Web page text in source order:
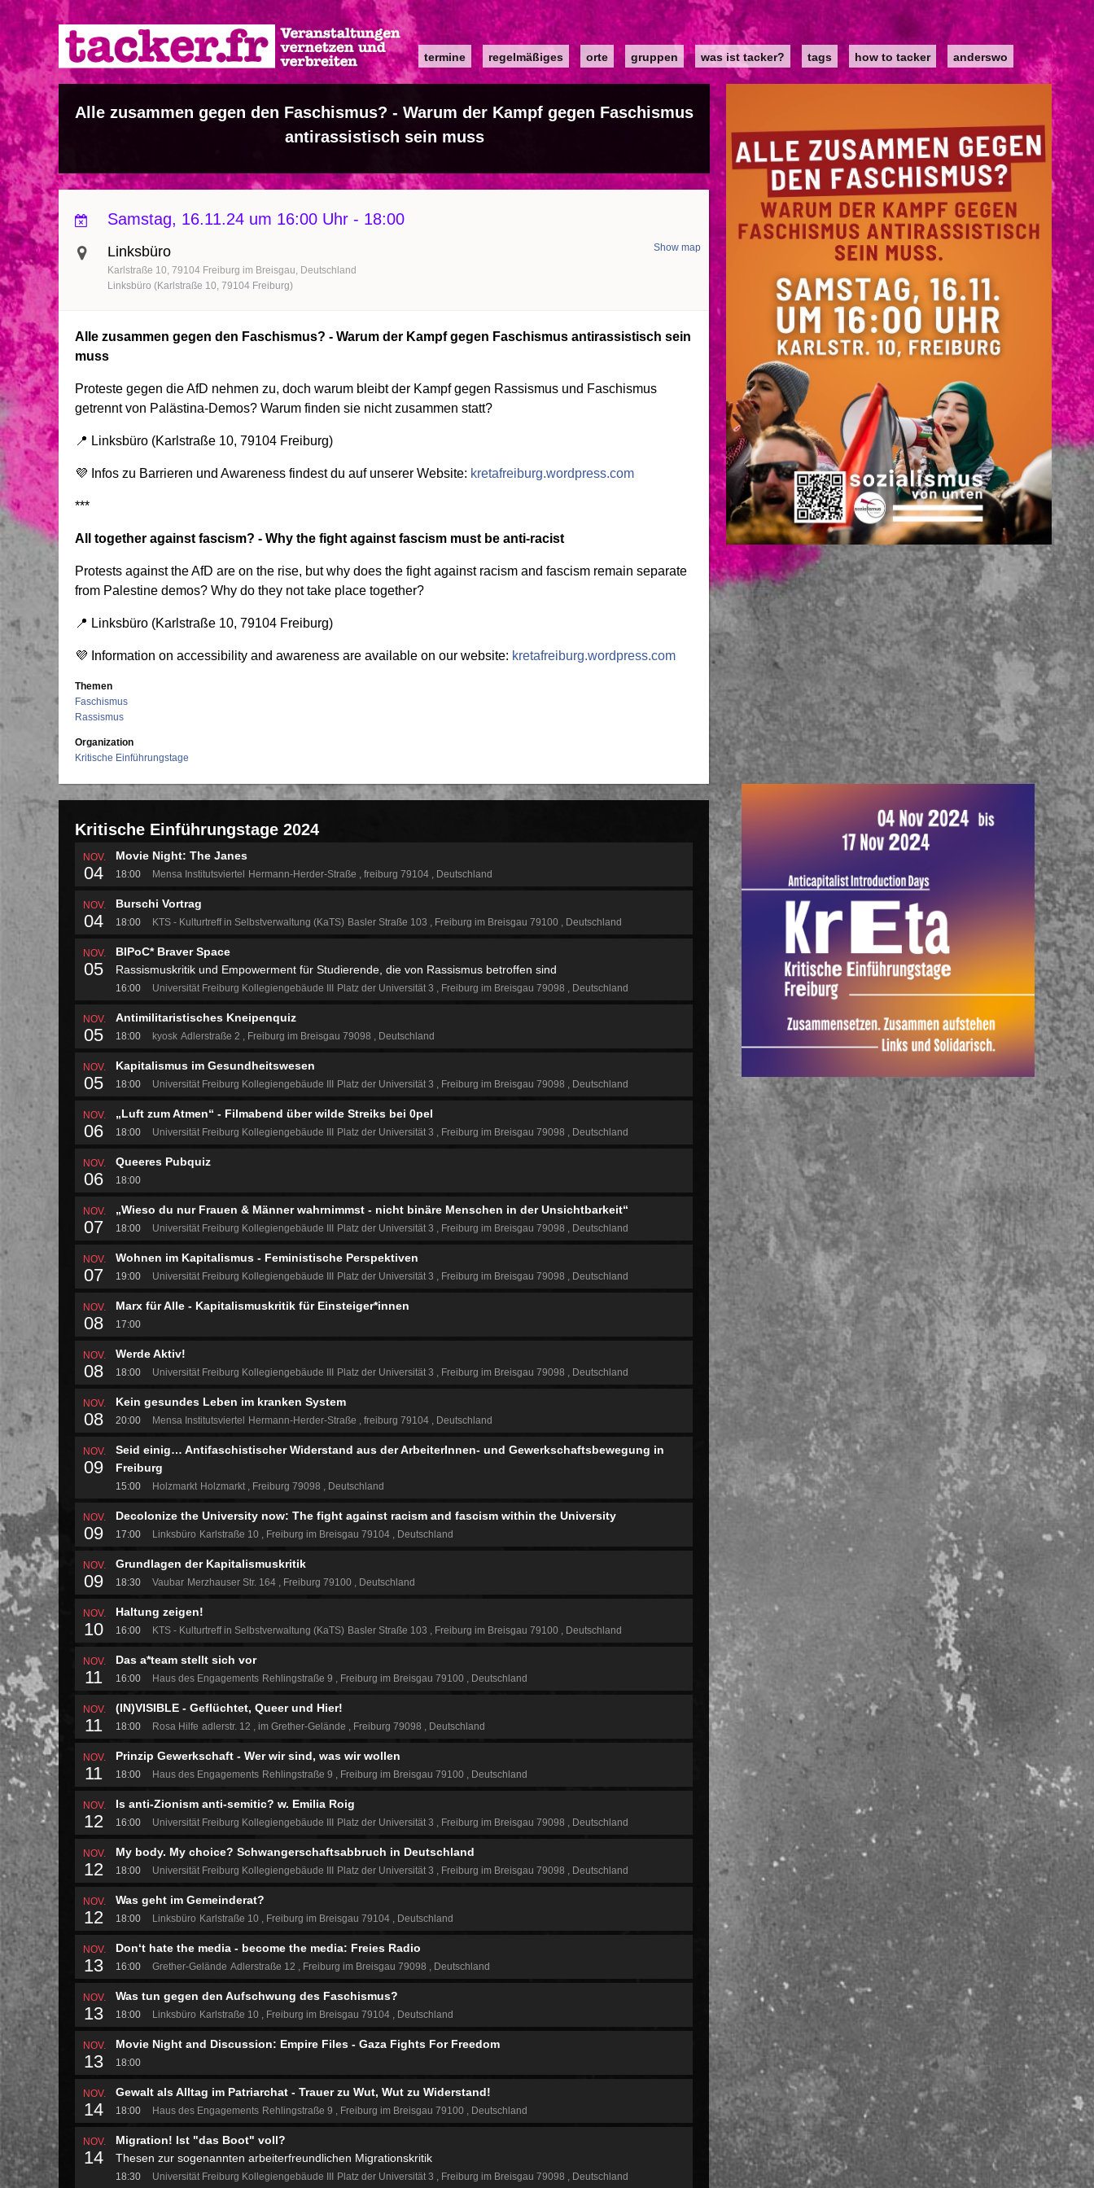
Direkt
zum
Inhalt
Main
navigation
termine regelmäßiges orte gruppen was ist tacker? tags how to tacker anderswo
Alle zusammen gegen den Faschismus? - Warum der Kampf gegen Faschismus
antirassistisch sein muss
Samstag, 16.11.24 um 16:00 Uhr - 18:00
Linksbüro
Karlstraße 10 79104 Freiburg im Breisgau Deutschland
Show map
Linksbüro (Karlstraße 10, 79104 Freiburg)
Alle zusammen gegen den Faschismus? - Warum der Kampf gegen Faschismus antirassistisch sein
muss
Proteste gegen die AfD nehmen zu, doch warum bleibt der Kampf gegen Rassismus und Faschismus
getrennt von Palästina-Demos? Warum finden sie nicht zusammen statt?
📍 Linksbüro (Karlstraße 10, 79104 Freiburg)
💜 Infos zu Barrieren und Awareness findest du auf unserer Website: kretafreiburg.wordpress.com
***
All together against fascism? - Why the fight against fascism must be anti-racist
Protests against the AfD are on the rise, but why does the fight against racism and fascism remain separate
from Palestine demos? Why do they not take place together?
📍 Linksbüro (Karlstraße 10, 79104 Freiburg)
💜 Information on accessibility and awareness are available on our website: kretafreiburg.wordpress.com
Themen
Faschismus
Rassismus
Organization
Kritische Einführungstage
Kritische Einführungstage 2024
NOV.
04
Movie Night: The Janes
18:00 Mensa Institutsviertel Hermann-Herder-Straße freiburg 79104 Deutschland
NOV.
04
Burschi Vortrag
18:00 KTS - Kulturtreff in Selbstverwaltung (KaTS) Basler Straße 103 Freiburg im Breisgau 79100 Deutschland
NOV.
05
BIPoC* Braver Space
Rassismuskritik und Empowerment für Studierende, die von Rassismus betroffen sind
16:00 Universität Freiburg Kollegiengebäude III Platz der Universität 3 Freiburg im Breisgau 79098 Deutschland
NOV.
05
Antimilitaristisches Kneipenquiz
18:00 kyosk Adlerstraße 2 Freiburg im Breisgau 79098 Deutschland
NOV.
05
Kapitalismus im Gesundheitswesen
18:00 Universität Freiburg Kollegiengebäude III Platz der Universität 3 Freiburg im Breisgau 79098 Deutschland
NOV.
06
„Luft zum Atmen“ - Filmabend über wilde Streiks bei 0pel
18:00 Universität Freiburg Kollegiengebäude III Platz der Universität 3 Freiburg im Breisgau 79098 Deutschland
NOV.
06
Queeres Pubquiz
18:00
NOV.
07
„Wieso du nur Frauen & Männer wahrnimmst - nicht binäre Menschen in der Unsichtbarkeit“
18:00 Universität Freiburg Kollegiengebäude III Platz der Universität 3 Freiburg im Breisgau 79098 Deutschland
NOV.
07
Wohnen im Kapitalismus - Feministische Perspektiven
19:00 Universität Freiburg Kollegiengebäude III Platz der Universität 3 Freiburg im Breisgau 79098 Deutschland
NOV.
08
Marx für Alle - Kapitalismuskritik für Einsteiger*innen
17:00
NOV.
08
Werde Aktiv!
18:00 Universität Freiburg Kollegiengebäude III Platz der Universität 3 Freiburg im Breisgau 79098 Deutschland
NOV.
08
Kein gesundes Leben im kranken System
20:00 Mensa Institutsviertel Hermann-Herder-Straße freiburg 79104 Deutschland
NOV.
09
Seid einig… Antifaschistischer Widerstand aus der ArbeiterInnen- und Gewerkschaftsbewegung in
Freiburg
15:00 Holzmarkt Holzmarkt Freiburg 79098 Deutschland
NOV.
09
Decolonize the University now: The fight against racism and fascism within the University
17:00 Linksbüro Karlstraße 10 Freiburg im Breisgau 79104 Deutschland
NOV.
09
Grundlagen der Kapitalismuskritik
18:30 Vaubar Merzhauser Str. 164 Freiburg 79100 Deutschland
NOV.
10
Haltung zeigen!
16:00 KTS - Kulturtreff in Selbstverwaltung (KaTS) Basler Straße 103 Freiburg im Breisgau 79100 Deutschland
NOV.
11
Das a*team stellt sich vor
16:00 Haus des Engagements Rehlingstraße 9 Freiburg im Breisgau 79100 Deutschland
NOV.
11
(IN)VISIBLE - Geflüchtet, Queer und Hier!
18:00 Rosa Hilfe adlerstr. 12 im Grether-Gelände Freiburg 79098 Deutschland
NOV.
11
Prinzip Gewerkschaft - Wer wir sind, was wir wollen
18:00 Haus des Engagements Rehlingstraße 9 Freiburg im Breisgau 79100 Deutschland
NOV.
12
Is anti-Zionism anti-semitic? w. Emilia Roig
16:00 Universität Freiburg Kollegiengebäude III Platz der Universität 3 Freiburg im Breisgau 79098 Deutschland
NOV.
12
My body. My choice? Schwangerschaftsabbruch in Deutschland
18:00 Universität Freiburg Kollegiengebäude III Platz der Universität 3 Freiburg im Breisgau 79098 Deutschland
NOV.
12
Was geht im Gemeinderat?
18:00 Linksbüro Karlstraße 10 Freiburg im Breisgau 79104 Deutschland
NOV.
13
Don‘t hate the media - become the media: Freies Radio
16:00 Grether-Gelände Adlerstraße 12 Freiburg im Breisgau 79098 Deutschland
NOV.
13
Was tun gegen den Aufschwung des Faschismus?
18:00 Linksbüro Karlstraße 10 Freiburg im Breisgau 79104 Deutschland
NOV.
13
Movie Night and Discussion: Empire Files - Gaza Fights For Freedom
18:00
NOV.
14
Gewalt als Alltag im Patriarchat - Trauer zu Wut, Wut zu Widerstand!
18:00 Haus des Engagements Rehlingstraße 9 Freiburg im Breisgau 79100 Deutschland
NOV.
14
Migration! Ist "das Boot" voll?
Thesen zur sogenannten arbeiterfreundlichen Migrationskritik
18:30 Universität Freiburg Kollegiengebäude III Platz der Universität 3 Freiburg im Breisgau 79098 Deutschland